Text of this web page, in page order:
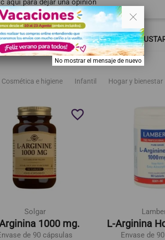
aquí para dejar una opinión
MISMA MARCA TAMBIÉN PODRÍA
Cosmética e higiene Infantil Hogar y bienestar
Solgar
1000 mg.
de 90 cápsulas
favorite_border
L-Arginina
Envase de
.
No mostrar el mensaje de nuevo